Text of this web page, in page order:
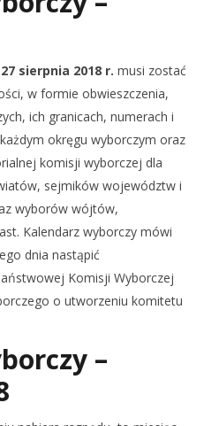
27 sierpnia 2018 r. musi zostać
w formie obwieszczenia,
ich granicach, numerach i
okręgu wyborczym oraz
komisji wyborczej dla
sejmików województw i
wyborów wójtów,
Kalendarz wyborczy mówi
dnia nastąpić
Komisji Wyborczej
o utworzeniu komitetu
–